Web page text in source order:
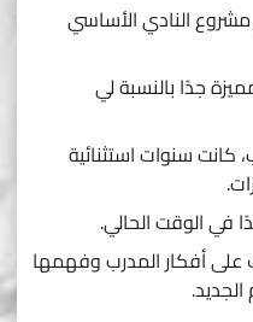
النادي الأساسي
جدًا بالنسبة لي
سنوات استثنائية
في الوقت الحالي.
على أفكار المدرب وفهمها